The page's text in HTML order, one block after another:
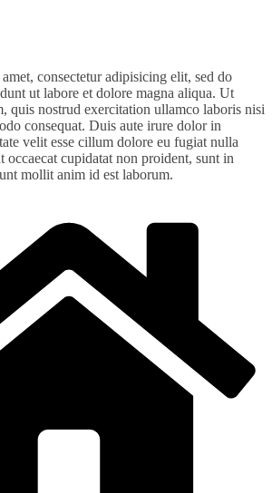
consectetur adipisicing elit, sed do
ut labore et dolore magna aliqua. Ut
quis nostrud exercitation ullamco laboris nisi
consequat. Duis aute irure dolor in
velit esse cillum dolore eu fugiat nulla
occaecat cupidatat non proident, sunt in
mollit anim id est laborum.